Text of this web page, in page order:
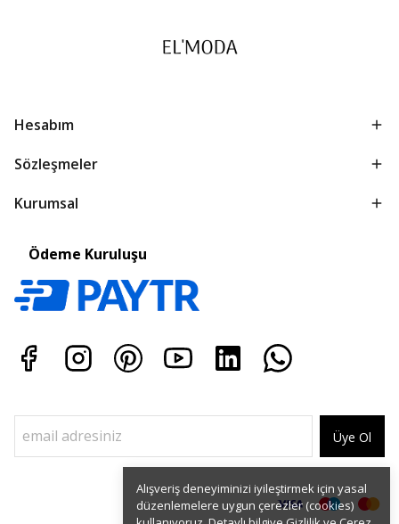
Alışveriş deneyiminizi iyileştirmek için yasal
düzenlemelere uygun çerezler (cookies)
Hesabım
Sözleşmeler
Kurumsal
Ödeme Kuruluşu
Üye Ol